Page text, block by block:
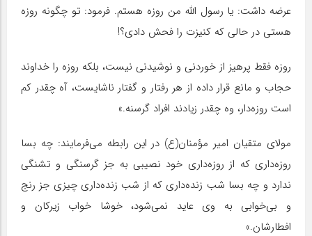
عرضه داشت: یا رسول اللّه من روزه هستم. فرمود: تو چگونه روزه
هستی در حالی که کنیزت را فحش دادی؟!
روزه فقط پرهیز از خوردنی و نوشیدنی نیست، بلکه روزه را خداوند
حجاب و مانع قرار داده از هر رفتار و گفتار ناشایست، آه چقدر کم
است روزه‌دار، وه چقدر زیادند افراد گرسنه.»
مولای متقیان امیر مؤمنان(ع) در این رابطه می‌فرمایند: چه بسا
روزه‌داری که از روزه‌داری خود نصیبی به جز گرسنگی و تشنگی
ندارد و چه بسا شب زنده‌داری که از شب زنده‌داری چیزی جز رنج
و بی‌خوابی به وی عاید نمی‌شود، خوشا خواب زیرکان و
افطارشان.»